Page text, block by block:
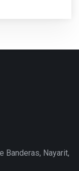
Banderas, Nayarit,